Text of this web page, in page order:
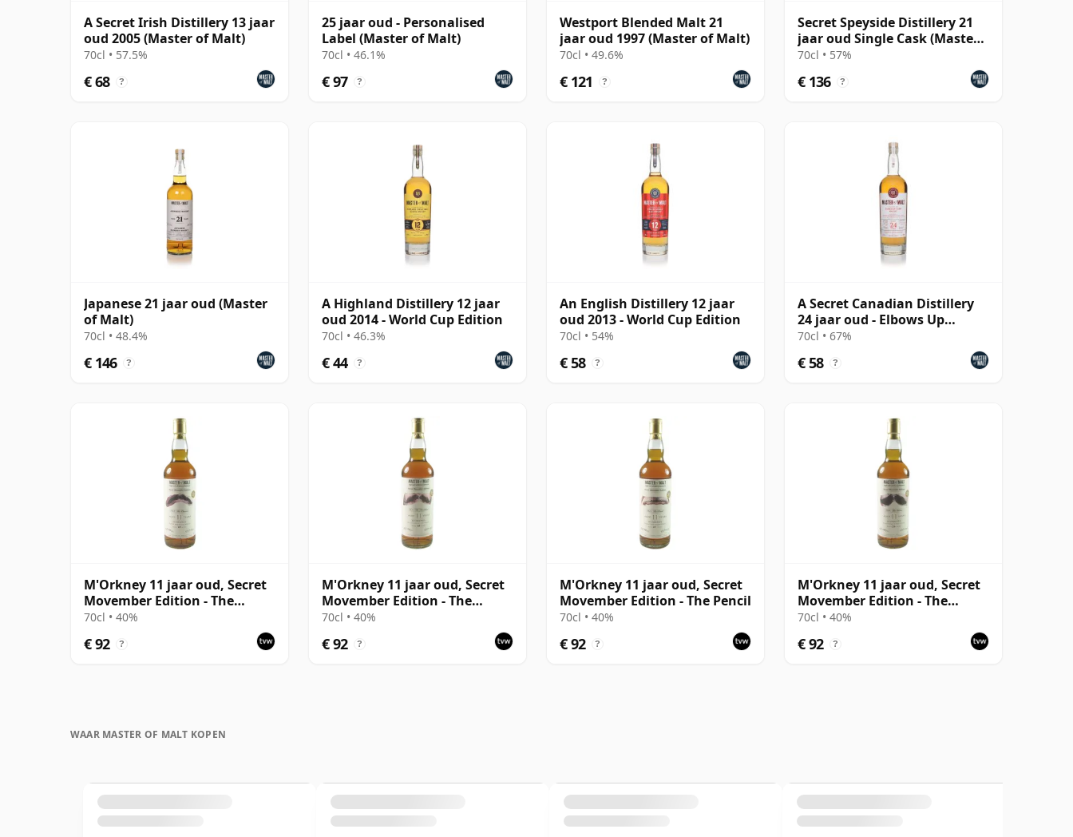
A Secret Irish Distillery 13 jaar
oud 2005 (Master of Malt)
70cl • 57.5%
€ 68 ?
25 jaar oud - Personalised
Label (Master of Malt)
70cl • 46.1%
€ 97 ?
Westport Blended Malt 21
jaar oud 1997 (Master of Malt)
70cl • 49.6%
€ 121 ?
Secret Speyside Distillery 21
jaar oud Single Cask (Master
of Malt)
70cl • 57%
€ 136 ?
Japanese 21 jaar oud (Master
of Malt)
70cl • 48.4%
€ 146 ?
A Highland Distillery 12 jaar
oud 2014 - World Cup Edition
70cl • 46.3%
€ 44 ?
An English Distillery 12 jaar
oud 2013 - World Cup Edition
70cl • 54%
€ 58 ?
A Secret Canadian Distillery
24 jaar oud - Elbows Up
Edition
70cl • 67%
€ 58 ?
M'Orkney 11 jaar oud, Secret
Movember Edition - The
Chevron
70cl • 40%
€ 92 ?
M'Orkney 11 jaar oud, Secret
Movember Edition - The
Handlebar
70cl • 40%
€ 92 ?
M'Orkney 11 jaar oud, Secret
Movember Edition - The Pencil
70cl • 40%
€ 92 ?
M'Orkney 11 jaar oud, Secret
Movember Edition - The
Walrus
70cl • 40%
€ 92 ?
WAAR MASTER OF MALT KOPEN